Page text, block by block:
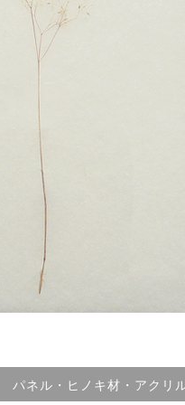
パネル・ヒノキ材・アクリ